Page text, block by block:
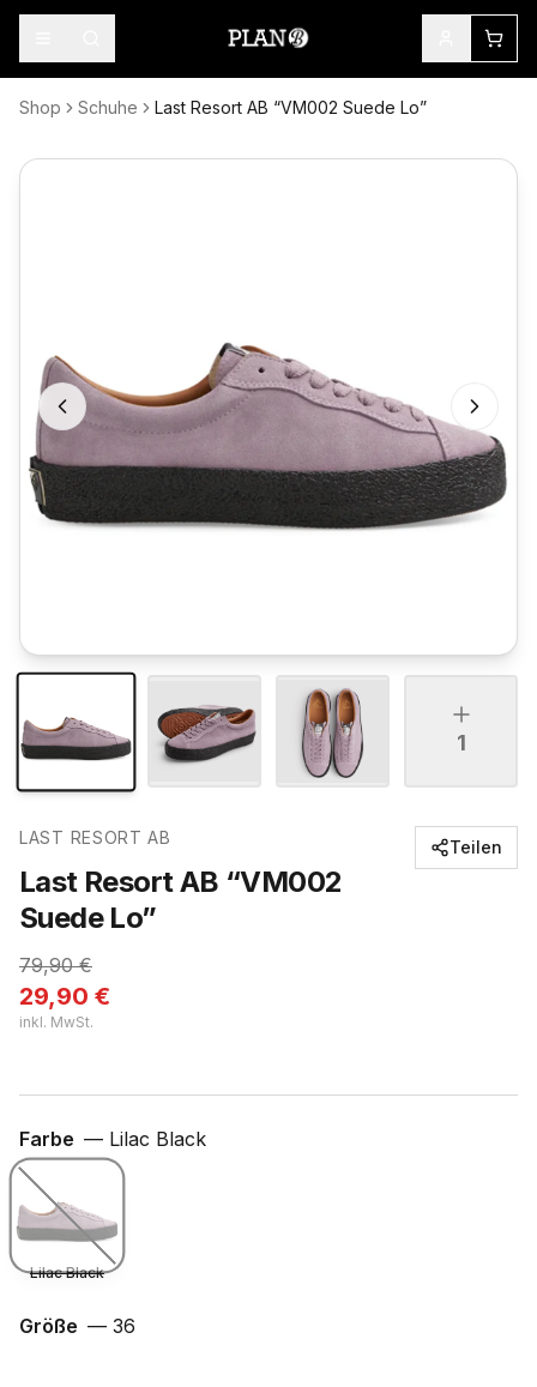
Shop Schuhe Last Resort AB “VM002 Suede Lo”
1
LAST RESORT AB
Last Resort AB “VM002
Suede Lo”
79,90€
29,90 €
inkl. MwSt.
Teilen
Farbe — Lilac Black
Lilac Black
Größe — 36